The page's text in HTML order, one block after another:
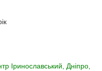
Іринославський, Дніпро,